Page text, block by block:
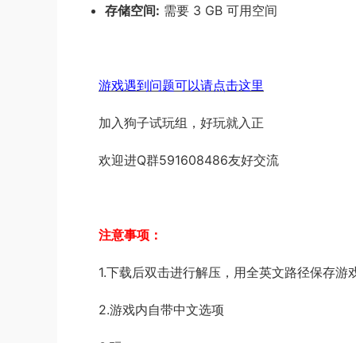
存储空间: 需要 3 GB 可用空间
游戏遇到问题可以请点击这里
加入狗子试玩组，好玩就入正
欢迎进Q群591608486友好交流
注意事项：
1.下载后双击进行解压，用全英文路径保存游
2.游戏内自带中文选项